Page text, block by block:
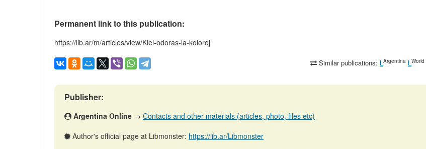
Permanent link to this publication:
https://lib.ar/m/articles/view/Kiel-odoras-la-koloroj
Similar publications: LArgentina LWorld
Publisher:
Argentina Online → Contacts and other materials (articles, photo, files etc)
Author's official page at Libmonster: https://lib.ar/Libmonster